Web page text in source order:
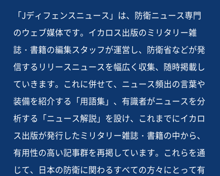
「Jディフェンスニュース」は、防衛ニュース専門
のウェブ媒体です。イカロス出版のミリタリー雑
誌・書籍の編集スタッフが運営し、防衛省などが発
信するリリースニュースを幅広く収集、随時掲載し
ていきます。これに併せて、ニュース頻出の言葉や
装備を紹介する「用語集」、有識者がニュースを分
析する「ニュース解説」を設け、これまでにイカロ
ス出版が発行したミリタリー雑誌・書籍の中から、
有用性の高い記事群を再掲しています。これらを通
じて、日本の防衛に関わるすべての方々にとって有